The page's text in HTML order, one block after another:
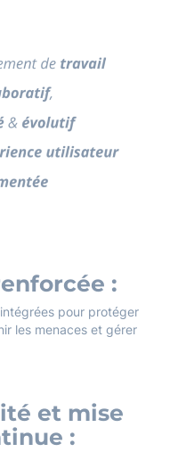
:
pour protéger
les menaces et gérer
et mise
: